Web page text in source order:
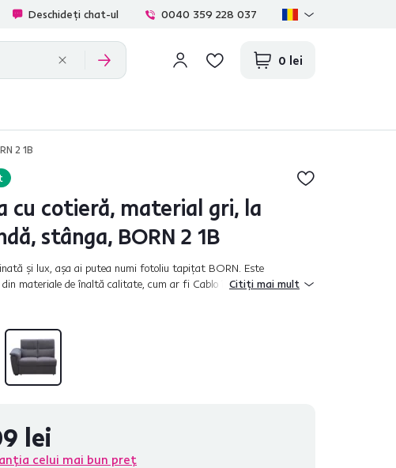
Deschideți chat-ul 0040 359 228 037
0 lei
2 1B
cu cotieră, material gri, la
stânga, BORN 2 1B
şi lux, aşa ai putea numi fotoliu tapiţat BORN. Este
materiale de înaltă calitate, cum ar fi Cablo în gri. Partea de
Citiți mai mult
lei
celui mai bun preț